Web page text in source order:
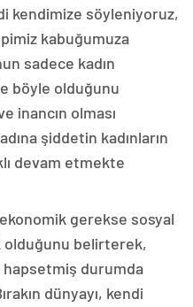
kendimize söyleniyoruz,
kabuğumuza
sadece kadın
böyle olduğunu
inancın olması
şiddetin kadınların
devam etmekte
gerekse sosyal
olduğunu belirterek,
hapsetmiş durumda
dünyayı, kendi